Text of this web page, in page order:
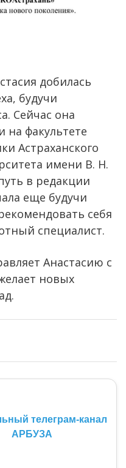
добилась
будучи
Сейчас она
на факультете
Астраханского
имени В. Н.
в редакции
еще будучи
себя
специалист.
Анастасию с
новых
телеграм-канал
АРБУЗА